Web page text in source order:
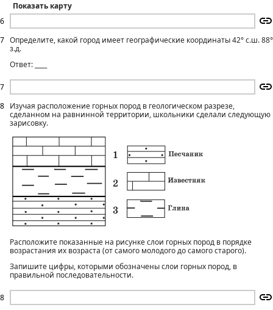
6
Показать карту
7
7
Определите, какой город имеет географические координаты 42° с.ш. 88°
з.д.
Ответ: ____
8
8
Изучая расположение горных пород в геологическом разрезе,
сделанном на равнинной территории, школьники сделали следующую
зарисовку.
Расположите показанные на рисунке слои горных пород в порядке
возрастания их возраста (от самого молодого до самого старого).
Запишите цифры, которыми обозначены слои горных пород, в
правильной последовательности.